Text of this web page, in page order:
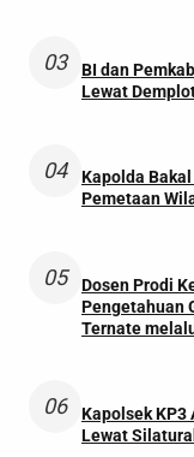
03
BI dan
Lewat
04
Kapolda
Pemetaan
05
Dosen Prodi
Pengetahuan
Ternate
06
Kapolsek KP3
Lewat